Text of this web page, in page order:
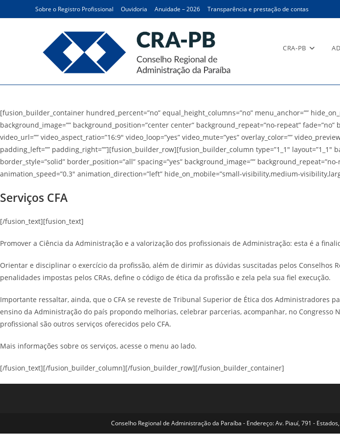
para
Sobre o Registro Profissional Ouvidoria Anuidade – 2026 Transparência e prestação de contas
CRA-PB
[fusion_builder_container hundred_percent=”no” equal_height_columns=”no” menu_anchor=””
background_image=”” background_position=”center center” background_repeat=”no-repeat” fade=”no”
video_url=”” video_aspect_ratio=”16:9″ video_loop=”yes” video_mute=”yes” overlay_color=””
padding_left=”” padding_right=””][fusion_builder_row][fusion_builder_column type=”1_1″ layout=”1_1″
border_style=”solid” border_position=”all” spacing=”yes” background_image=””
animation_speed=”0.3″ animation_direction=”left” hide_on_mobile=”small-visibility,medium-
Serviços CFA
[/fusion_text][fusion_text]
Promover a Ciência da Administração e a valorização dos profissionais de Administração: esta é a
Orientar e disciplinar o exercício da profissão, além de dirimir as dúvidas suscitadas pelos Conselhos
penalidades impostas pelos CRAs, define o código de ética da profissão e zela pela sua fiel execução.
Importante ressaltar, ainda, que o CFA se reveste de Tribunal Superior de Ética dos Administradores
ensino da Administração do país propondo melhorias, celebrar parcerias, acompanhar, no
profissional são outros serviços oferecidos pelo CFA.
Mais informações sobre os serviços, acesse o menu ao lado.
[/fusion_text][/fusion_builder_column][/fusion_builder_row][/fusion_builder_container]
Conselho Regional de Administração da Paraíba - Endereço: Av. Piauí, 791 -